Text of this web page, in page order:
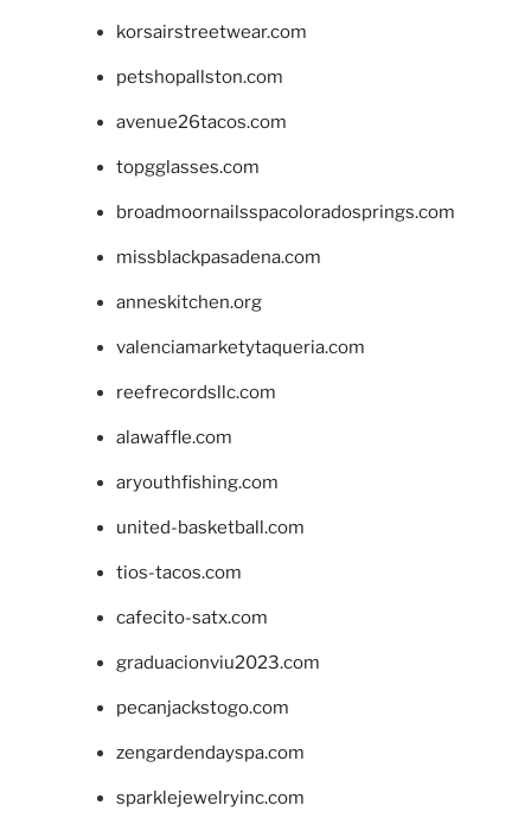
korsairstreetwear.com
petshopallston.com
avenue26tacos.com
topgglasses.com
broadmoornailsspacoloradosprings.com
missblackpasadena.com
anneskitchen.org
valenciamarketytaqueria.com
reefrecordsllc.com
alawaffle.com
aryouthfishing.com
united-basketball.com
tios-tacos.com
cafecito-satx.com
graduacionviu2023.com
pecanjackstogo.com
zengardendayspa.com
sparklejewelryinc.com